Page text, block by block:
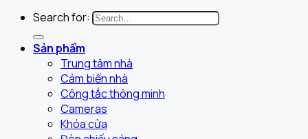
Search for:
Sản phẩm
Trung tâm nhà
Cảm biến nhà
Công tắc thông minh
Cameras
Khóa cửa